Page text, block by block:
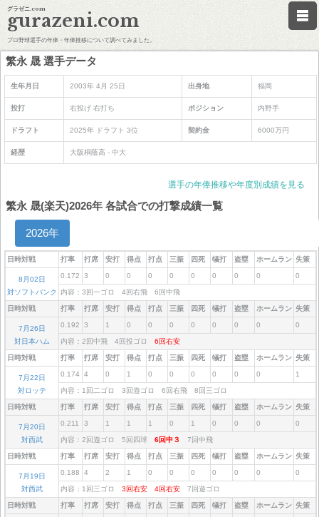
グラゼニ.com
gurazeni.com
プロ野球選手の年俸・年俸推移について調べてみました。
繁永 晟 選手データ
生年月日 2003年 4月 25日 出身地 福岡
投打 右投げ 右打ち ポジション 内野手
ドラフト 2025年 ドラフト 3位 契約金 6000万円
経歴 大阪桐蔭高 - 中大
選手の年俸推移や年度別成績を見る
繁永 晟(楽天)2026年 各試合での打撃成績一覧
2026年
日時対戦 打率 打席 安打 得点 打点 三振 四死 犠打 盗塁 ホームラン 失策
8月02日
対ソフトバンク
0.172 3 0 0 0 0 0 0 0 0 0
内容：3回一ゴロ 4回右飛 6回中飛
日時対戦 打率 打席 安打 得点 打点 三振 四死 犠打 盗塁 ホームラン 失策
7月26日
対日本ハム
0.192 3 1 0 0 0 0 0 0 0 0
内容：2回中飛 4回投ゴロ 6回右安
日時対戦 打率 打席 安打 得点 打点 三振 四死 犠打 盗塁 ホームラン 失策
7月22日
対ロッテ
0.174 4 0 1 0 0 0 0 0 0 1
内容：1回二ゴロ 3回遊ゴロ 6回右飛 8回三ゴロ
日時対戦 打率 打席 安打 得点 打点 三振 四死 犠打 盗塁 ホームラン 失策
7月20日
対西武
0.211 3 1 1 1 0 1 0 0 0 0
内容：2回遊ゴロ 5回四球 6回中３ 7回中飛
日時対戦 打率 打席 安打 得点 打点 三振 四死 犠打 盗塁 ホームラン 失策
7月19日
対西武
0.188 4 2 1 0 0 0 0 0 0 0
内容：1回三ゴロ 3回右安 4回右安 7回遊ゴロ
日時対戦 打率 打席 安打 得点 打点 三振 四死 犠打 盗塁 ホームラン 失策